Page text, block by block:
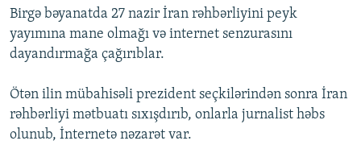
MULTIMEDIA
VIDEO
İNFOQRAFIKA
KARIKATURA
RADIO ARXIV
AZƏRBAYCAN ƏDƏBIYYATI KITABXANASI
İSLAM VƏ DEMOKRATIYA
HAQQIMIZDA
MISSIYAMIZ
PEŞƏ ETIKASI VƏ JURNALISTIKA STANDARTLARIMIZ
BIZI IZLƏ
Birgə bəyanatda 27 nazir İran rəhbərliyini peyk
yayımına mane olmağı və internet senzurasını
dayandırmağa çağırıblar.
Ötən ilin mübahisəli prezident seçkilərindən sonra İran
rəhbərliyi mətbuatı sıxışdırıb, onlarla jurnalist həbs
olunub, İnternetə nəzarət var.